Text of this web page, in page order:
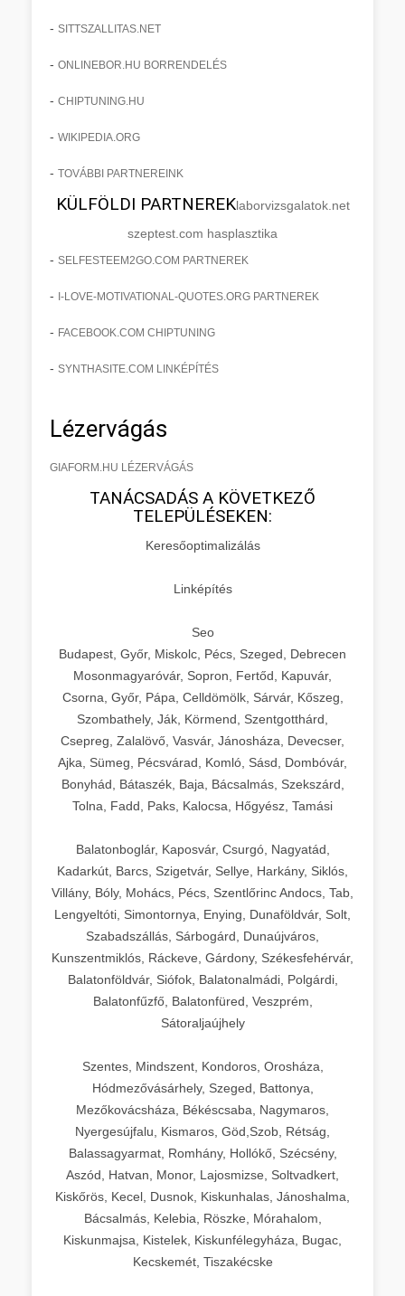
- SITTSZALLITAS.NET
- ONLINEBOR.HU BORRENDELÉS
- CHIPTUNING.HU
- WIKIPEDIA.ORG
- TOVÁBBI PARTNEREINK
KÜLFÖLDI PARTNEREKlaborvizsgalatok.net
szeptest.com hasplasztika
- SELFESTEEM2GO.COM PARTNEREK
- I-LOVE-MOTIVATIONAL-QUOTES.ORG PARTNEREK
- FACEBOOK.COM CHIPTUNING
- SYNTHASITE.COM LINKÉPÍTÉS
Lézervágás
GIAFORM.HU LÉZERVÁGÁS
TANÁCSADÁS A KÖVETKEZŐ
TELEPÜLÉSEKEN:
Keresőoptimalizálás
Linképítés
Seo
Budapest, Győr, Miskolc, Pécs, Szeged, Debrecen
Mosonmagyaróvár, Sopron, Fertőd, Kapuvár,
Csorna, Győr, Pápa, Celldömölk, Sárvár, Kőszeg,
Szombathely, Ják, Körmend, Szentgotthárd,
Csepreg, Zalalövő, Vasvár, Jánosháza, Devecser,
Ajka, Sümeg, Pécsvárad, Komló, Sásd, Dombóvár,
Bonyhád, Bátaszék, Baja, Bácsalmás, Szekszárd,
Tolna, Fadd, Paks, Kalocsa, Hőgyész, Tamási
Balatonboglár, Kaposvár, Csurgó, Nagyatád,
Kadarkút, Barcs, Szigetvár, Sellye, Harkány, Siklós,
Villány, Bóly, Mohács, Pécs, Szentlőrinc Andocs, Tab,
Lengyeltóti, Simontornya, Enying, Dunaföldvár, Solt,
Szabadszállás, Sárbogárd, Dunaújváros,
Kunszentmiklós, Ráckeve, Gárdony, Székesfehérvár,
Balatonföldvár, Siófok, Balatonalmádi, Polgárdi,
Balatonfűzfő, Balatonfüred, Veszprém,
Sátoraljaújhely
Szentes, Mindszent, Kondoros, Orosháza,
Hódmezővásárhely, Szeged, Battonya,
Mezőkovácsháza, Békéscsaba, Nagymaros,
Nyergesújfalu, Kismaros, Göd,Szob, Rétság,
Balassagyarmat, Romhány, Hollókő, Szécsény,
Aszód, Hatvan, Monor, Lajosmizse, Soltvadkert,
Kiskőrös, Kecel, Dusnok, Kiskunhalas, Jánoshalma,
Bácsalmás, Kelebia, Röszke, Mórahalom,
Kiskunmajsa, Kistelek, Kiskunfélegyháza, Bugac,
Kecskemét, Tiszakécske